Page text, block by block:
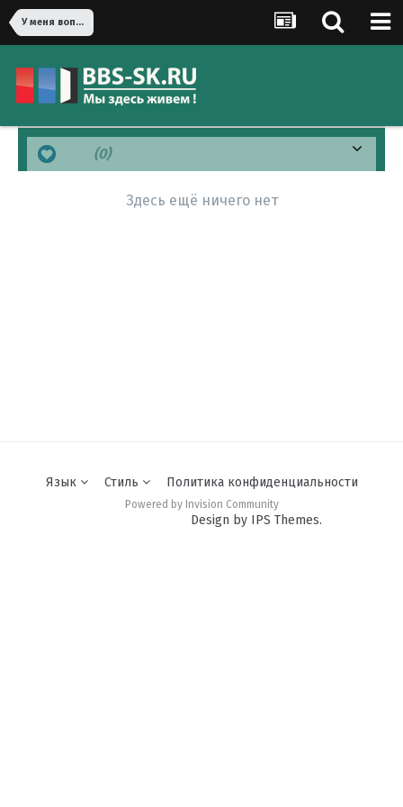
У меня вопрос!
(0)
Здесь ещё ничего нет
Язык Стиль Политика конфиденциальности
Powered by Invision Community
Design by IPS Themes.